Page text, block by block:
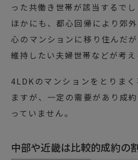
った共働き世帯が該当するでし
ほかにも、都心回帰により郊
心のマンションに移り住んだ
維持したい夫婦世帯などが考え
4LDKのマンションをとりま
ますが、一定の需要があり成
っていません。
中部や近畿は比較的成約の